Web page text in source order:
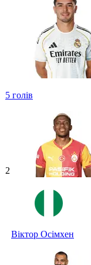
5 голів
2
Віктор Осімхен